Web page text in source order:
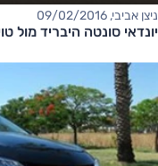
ניצן אביבי, 09/02/2016
יונדאי סונטה היבריד מול